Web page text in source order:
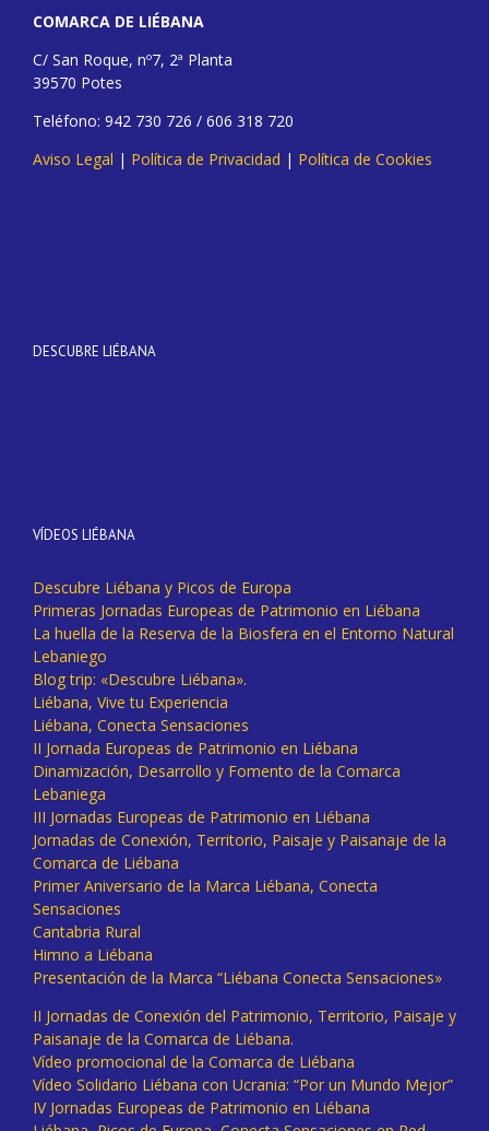
COMARCA DE LIÉBANA
C/ San Roque, nº7, 2ª Planta
39570 Potes
Teléfono: 942 730 726 / 606 318 720
Aviso Legal | Política de Privacidad | Política de Cookies
DESCUBRE LIÉBANA
VÍDEOS LIÉBANA
Descubre Liébana y Picos de Europa
Primeras Jornadas Europeas de Patrimonio en Liébana
La huella de la Reserva de la Biosfera en el Entorno Natural
Lebaniego
Blog trip: «Descubre Liébana».
Liébana, Vive tu Experiencia
Liébana, Conecta Sensaciones
II Jornada Europeas de Patrimonio en Liébana
Dinamización, Desarrollo y Fomento de la Comarca
Lebaniega
III Jornadas Europeas de Patrimonio en Liébana
Jornadas de Conexión, Territorio, Paisaje y Paisanaje de la
Comarca de Liébana
Primer Aniversario de la Marca Liébana, Conecta
Sensaciones
Cantabria Rural
Himno a Liébana
Presentación de la Marca “Liébana Conecta Sensaciones»
II Jornadas de Conexión del Patrimonio, Territorio, Paisaje y
Paisanaje de la Comarca de Liébana.
Vídeo promocional de la Comarca de Liébana
Vídeo Solidario Liébana con Ucrania: “Por un Mundo Mejor”
IV Jornadas Europeas de Patrimonio en Liébana